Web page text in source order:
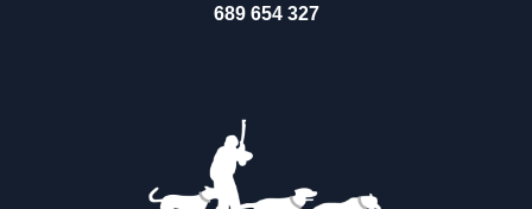
689 654 327